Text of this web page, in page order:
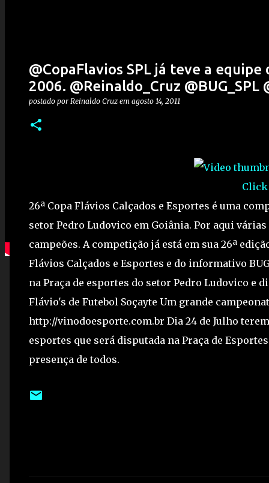
@CopaFlavios SPL já teve a
2006. @Reinaldo_Cruz
postado por Reinaldo Cruz em agosto 14, 2011
Click
26ª Copa Flávios Calçados e Esportes é uma
setor Pedro Ludovico em Goiânia. Por aqui
campeões. A competição já está em sua 26ª
Flávios Calçados e Esportes e do informativo
na Praça de esportes do setor Pedro Ludovico e
Flávio's de Futebol Soçayte Um grande
http://vinodoesporte.com.br Dia 24 de Julho
esportes que será disputada na Praça de
presença de todos.